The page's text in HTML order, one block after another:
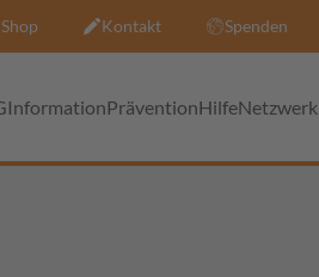
Shop Kontakt Spenden
InformationPräventionHilfeNetzwerk